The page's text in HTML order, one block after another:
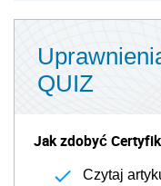
QUIZ
Jak zdobyć
Czytaj